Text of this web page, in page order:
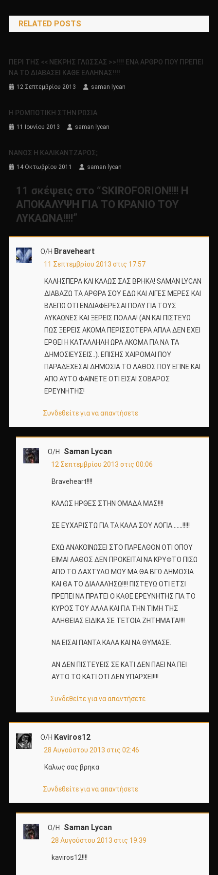
άρθρων
RELATED POSTS
ΠΕΡΙ ΤΗΣ << ΝΕΚΡΗΣ ΓΛΩΣΣΑΣ >>!!!! ΕΝΑ ΑΡΘΡΟ ΠΟΥ ΠΡΕΠΕΙ
ΝΑ ΤΟ ΔΙΑΒΑΣΕΙ ΚΑΘΕ ΕΛΛΗΝΑΣ!!!!
12 Σεπτεμβρίου 2013 saman lycan
Η ΡΟΜΠΟΤΙΚΗ ΣΤΗΝ ΡΩΣΙΑ
11 Ιουνίου 2013 saman lycan
ΝΑΝΟΣ Η ΚΑΛΙΚΑΝΤΖΑΡΟΣ;
14 Οκτωβρίου 2011 saman lycan
11 σκέψεις στο “SKIROFORION!!!! H
ΑΠΟΚΑΛΥΨΗ ΓΙΑ ΤΟ ΚΡΑΝΙΟ ΤΟΥ
ΛΥΚΑΩΝΑ!!!!”
Ο/Η Braveheart
11 Σεπτεμβρίου 2013 στις 17:57
ΚΑΛΗΣΠΕΡΑ ΚΑΙ ΚΑΛΩΣ ΣΑΣ ΒΡΗΚΑ! SAMAN LYCAN
ΔΙΑΒΑΖΩ ΤΑ ΑΡΘΡΑ ΣΟΥ ΕΔΩ ΚΑΙ ΛΙΓΕΣ ΜΕΡΕΣ ΚΑΙ
ΒΛΕΠΩ ΟΤΙ ΕΝΔΙΑΦΕΡΕΣΑΙ ΠΟΛΥ ΓΙΑ ΤΟΥΣ
ΛΥΚΑΩΝΕΣ ΚΑΙ ΞΕΡΕΙΣ ΠΟΛΛΑ! (ΑΝ ΚΑΙ ΠΙΣΤΕΥΩ
ΠΩΣ ΞΕΡΕΙΣ ΑΚΟΜΑ ΠΕΡΙΣΣΟΤΕΡΑ ΑΠΛΑ ΔΕΝ ΕΧΕΙ
ΕΡΘΕΙ Η ΚΑΤΑΛΛΗΛΗ ΩΡΑ ΑΚΟΜΑ ΓΙΑ ΝΑ ΤΑ
ΔΗΜΟΣΙΕΥΣΕΙΣ..). ΕΠΙΣΗΣ ΧΑΙΡΟΜΑΙ ΠΟΥ
ΠΑΡΑΔΕΧΕΣΑΙ ΔΗΜΟΣΙΑ ΤΟ ΛΑΘΟΣ ΠΟΥ ΕΓΙΝΕ ΚΑΙ
ΑΠΟ ΑΥΤΟ ΦΑΙΝΕΤΕ ΟΤΙ ΕΙΣΑΙ ΣΟΒΑΡΟΣ
ΕΡΕΥΝΗΤΗΣ!
Συνδεθείτε για να απαντήσετε
Ο/Η Saman Lycan
12 Σεπτεμβρίου 2013 στις 00:06
Braveheart!!!!
ΚΑΛΩΣ ΗΡΘΕΣ ΣΤΗΝ ΟΜΑΔΑ ΜΑΣ!!!!
ΣΕ ΕΥΧΑΡΙΣΤΩ ΓΙΑ ΤΑ ΚΑΛΑ ΣΟΥ ΛΟΓΙΑ…….!!!!!
ΕΧΩ ΑΝΑΚΟΙΝΩΣΕΙ ΣΤΟ ΠΑΡΕΛΘΟΝ ΟΤΙ ΟΠΟΥ
ΕΙΜΑΙ ΛΑΘΟΣ ΔΕΝ ΠΡΟΚΕΙΤΑΙ ΝΑ ΚΡΥΦΤΟ ΠΙΣΩ
ΑΠΟ ΤΟ ΔΑΧΤΥΛΟ ΜΟΥ ΜΑ ΘΑ ΒΓΩ ΔΗΜΟΣΙΑ
ΚΑΙ ΘΑ ΤΟ ΔΙΑΛΑΛΉΣΩ!!!! ΠΙΣΤΕΎΩ ΟΤΙ ΕΤΣΙ
ΠΡΕΠΕΙ ΝΑ ΠΡΑΤΕΙ Ο ΚΑΘΕ ΕΡΕΥΝΗΤΗΣ ΓΙΑ ΤΟ
ΚΥΡΟΣ ΤΟΥ ΑΛΛΑ ΚΑΙ ΓΙΑ ΤΗΝ ΤΙΜΗ ΤΗΣ
ΑΛΗΘΕΙΑΣ ΕΙΔΙΚΑ ΣΕ ΤΕΤΟΙΑ ΖΗΤΗΜΑΤΑ!!!!
ΝΑ ΕΙΣΑΙ ΠΑΝΤΑ ΚΑΛΑ ΚΑΙ ΝΑ ΘΥΜΑΣΕ.
ΑΝ ΔΕΝ ΠΙΣΤΕΥΕΙΣ ΣΕ ΚΑΤΙ ΔΕΝ ΠΑΕΙ ΝΑ ΠΕΙ
ΑΥΤΟ ΤΟ ΚΑΤΙ ΟΤΙ ΔΕΝ ΥΠΑΡΧΕΙ!!!!
Συνδεθείτε για να απαντήσετε
Ο/Η Kaviros12
28 Αυγούστου 2013 στις 02:46
Καλως σας βρηκα
Συνδεθείτε για να απαντήσετε
Ο/Η Saman Lycan
28 Αυγούστου 2013 στις 19:39
kaviros12!!!!